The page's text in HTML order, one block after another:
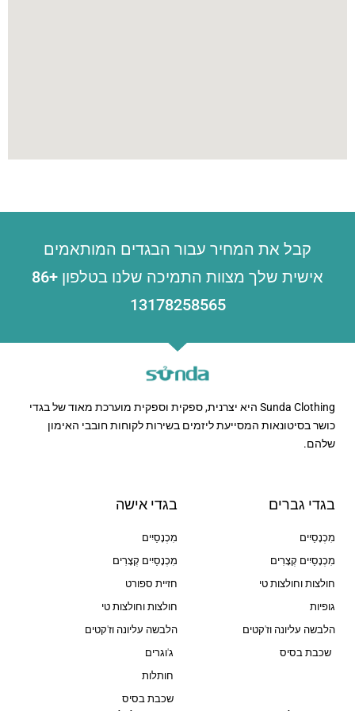
קבל את המחיר עבור הבגדים המותאמים
אישית שלך מצוות התמיכה שלנו בטלפון +86
13178258565
Sunda Clothing היא יצרנית, ספקית וספקית מוערכת מאוד של בגדי
כושר בסיטונאות המסייעת ליזמים בשירות לקוחות חובבי האימון
שלהם.
בגדי גברים
מִכְנָסַיִים
מִכְנָסַיִים קְצָרִים
חולצות וחולצות טי
גופיות
הלבשה עליונה וז'קטים
שכבת בסיס
בגדי אישה
מִכְנָסַיִים
מִכְנָסַיִים קְצָרִים
חזיית ספורט
חולצות וחולצות טי
הלבשה עליונה וז'קטים
ג'וגרים
חותלות
שכבת בסיס